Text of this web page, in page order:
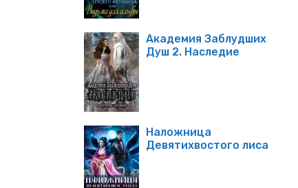
Академия Заблудших
Душ 2. Наследие
Наложница
Девятихвостого лиса